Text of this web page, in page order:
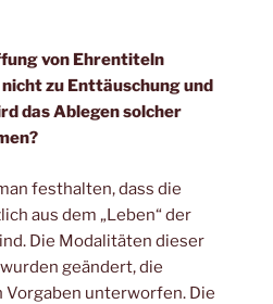
von Ehrentiteln
zu Enttäuschung und
das Ablegen solcher
festhalten, dass die
aus dem „Leben“ der
Die Modalitäten dieser
geändert, die
unterworfen. Die